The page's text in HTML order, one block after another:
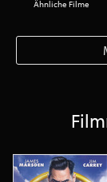
Ähnliche Filme